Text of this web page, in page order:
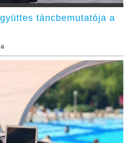
táncbemutatója a